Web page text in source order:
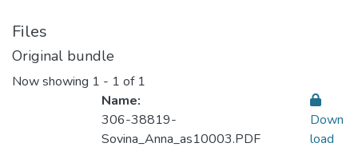
Files
Original bundle
Now showing 1 - 1 of 1
Name:
306-38819-
Sovina_Anna_as10003.PDF
Down
load